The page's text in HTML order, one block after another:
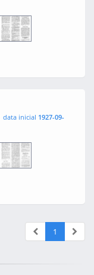
data inicial 1927-09-
1